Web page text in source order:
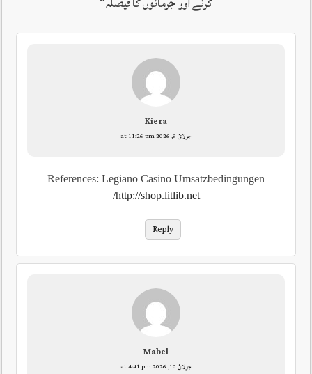
Kiera
جولائ 9, 2026 at 11:26 pm
References: Legiano Casino Umsatzbedingungen
http://shop.litlib.net/
Reply
Mabel
جولائ 10, 2026 at 4:41 pm